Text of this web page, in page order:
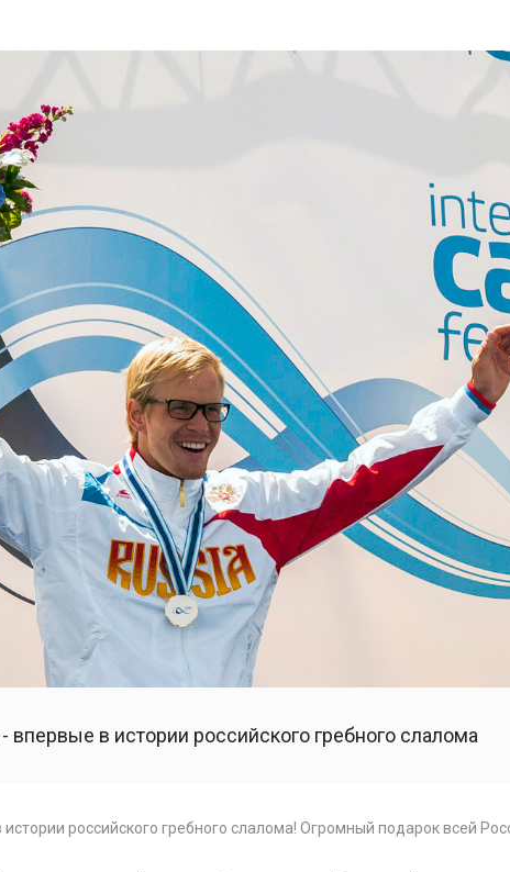
в истории российского гребного слалома
истории российского гребного слалома! Огромный подарок всей